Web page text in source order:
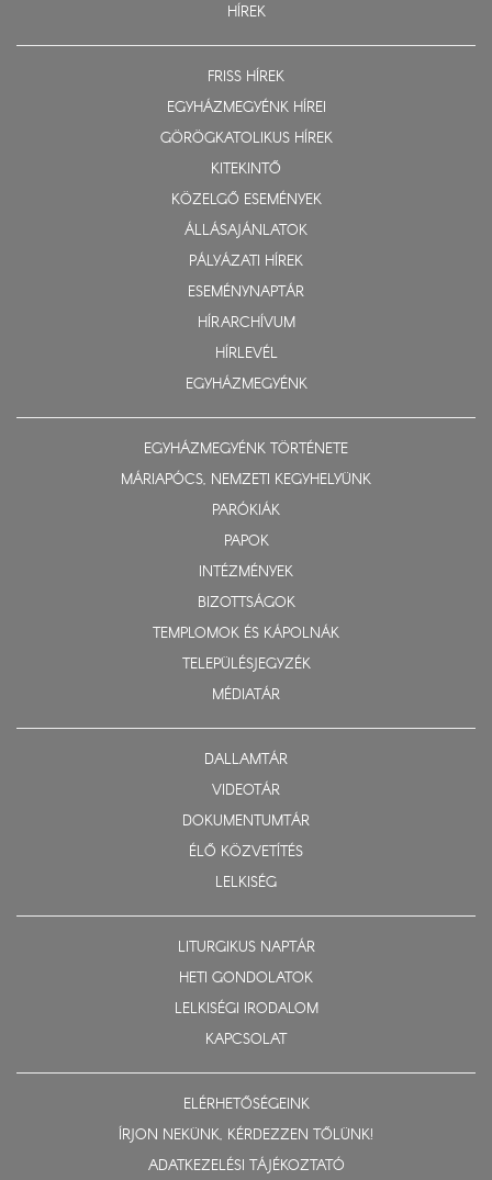
HÍREK
FRISS HÍREK
EGYHÁZMEGYÉNK HÍREI
GÖRÖGKATOLIKUS HÍREK
KITEKINTŐ
KÖZELGŐ ESEMÉNYEK
ÁLLÁSAJÁNLATOK
PÁLYÁZATI HÍREK
ESEMÉNYNAPTÁR
HÍRARCHÍVUM
HÍRLEVÉL
EGYHÁZMEGYÉNK
EGYHÁZMEGYÉNK TÖRTÉNETE
MÁRIAPÓCS, NEMZETI KEGYHELYÜNK
PARÓKIÁK
PAPOK
INTÉZMÉNYEK
BIZOTTSÁGOK
TEMPLOMOK ÉS KÁPOLNÁK
TELEPÜLÉSJEGYZÉK
MÉDIATÁR
DALLAMTÁR
VIDEOTÁR
DOKUMENTUMTÁR
ÉLŐ KÖZVETÍTÉS
LELKISÉG
LITURGIKUS NAPTÁR
HETI GONDOLATOK
LELKISÉGI IRODALOM
KAPCSOLAT
ELÉRHETŐSÉGEINK
ÍRJON NEKÜNK, KÉRDEZZEN TŐLÜNK!
ADATKEZELÉSI TÁJÉKOZTATÓ